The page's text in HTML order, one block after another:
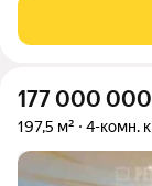
"Воробьевы
использованием
177 000 000
197,5 м² 4-комн.